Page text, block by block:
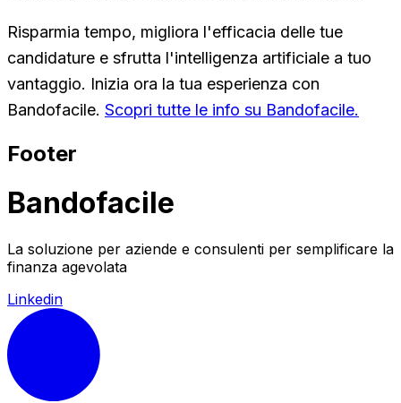
Risparmia tempo, migliora l'efficacia delle tue
candidature e sfrutta l'intelligenza artificiale a tuo
vantaggio. Inizia ora la tua esperienza con
Bandofacile. Scopri tutte le info su Bandofacile.
Footer
Bandofacile
La soluzione per aziende e consulenti per semplificare la
finanza agevolata
Linkedin